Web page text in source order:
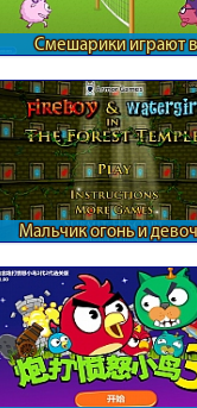
Смешарики играют в
Мальчик огонь и